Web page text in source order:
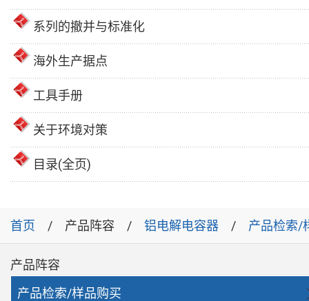
系列的撤并与标准化
海外生产据点
工具手册
关于环境对策
目录(全页)
首页 产品阵容 铝电解电容器 产品检索/
产品阵容
产品检索/样品购买